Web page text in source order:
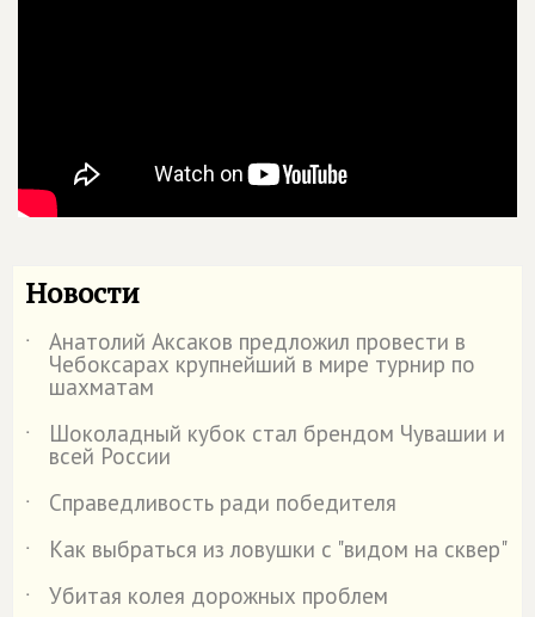
Новости
˙ Анатолий Аксаков предложил провести в
Чебоксарах крупнейший в мире турнир по
шахматам
˙
Шоколадный кубок стал брендом Чувашии и
всей России
˙
Справедливость ради победителя
˙
Как выбраться из ловушки с "видом на сквер"
˙
Убитая колея дорожных проблем